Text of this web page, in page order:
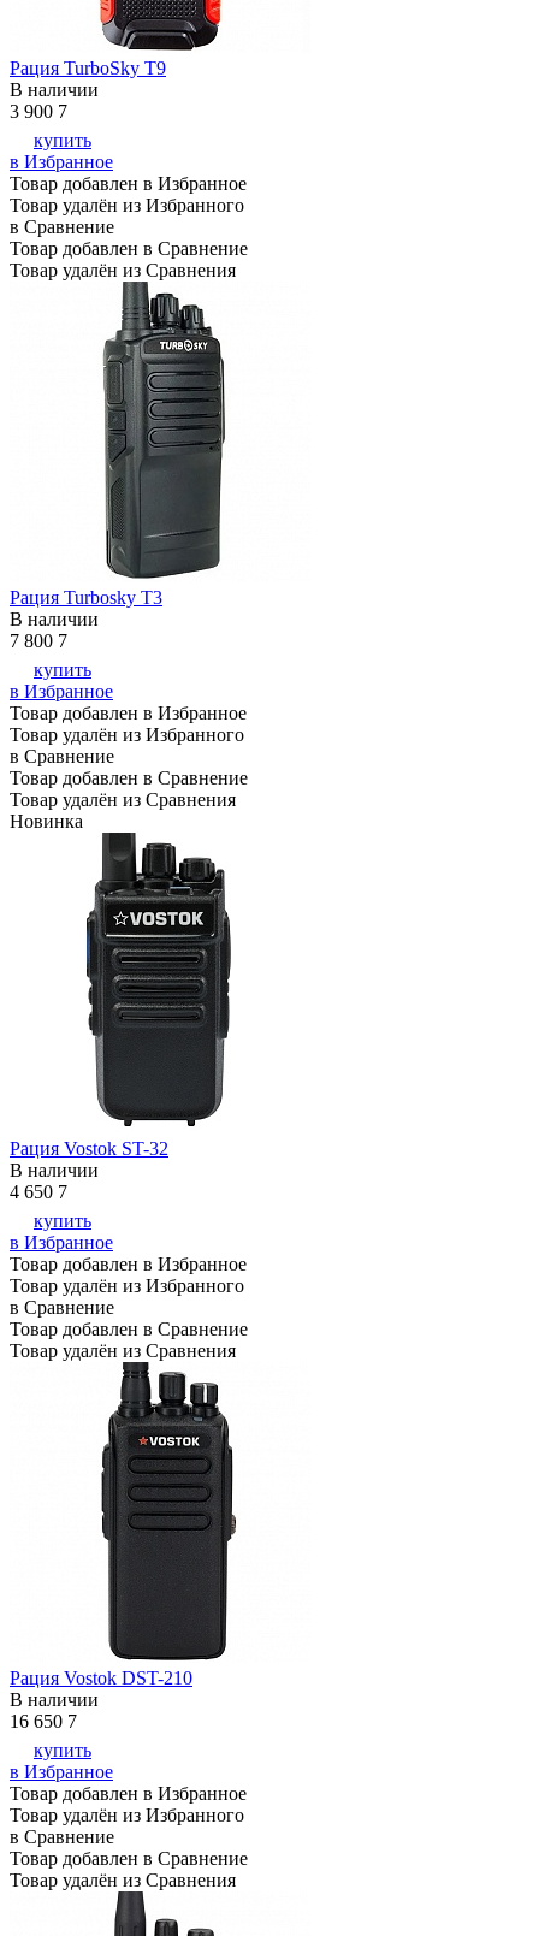
Рация TurboSky T9
В наличии
3 900 7
купить
в Избранное
Товар добавлен в Избранное
Товар удалён из Избранного
в Сравнение
Товар добавлен в Сравнение
Товар удалён из Сравнения
Рация Turbosky T3
В наличии
7 800 7
купить
в Избранное
Товар добавлен в Избранное
Товар удалён из Избранного
в Сравнение
Товар добавлен в Сравнение
Товар удалён из Сравнения
Новинка
Рация Vostok ST-32
В наличии
4 650 7
купить
в Избранное
Товар добавлен в Избранное
Товар удалён из Избранного
в Сравнение
Товар добавлен в Сравнение
Товар удалён из Сравнения
Рация Vostok DST-210
В наличии
16 650 7
купить
в Избранное
Товар добавлен в Избранное
Товар удалён из Избранного
в Сравнение
Товар добавлен в Сравнение
Товар удалён из Сравнения